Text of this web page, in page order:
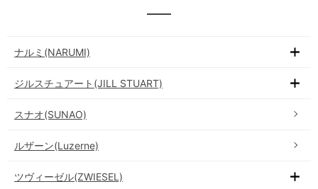
ナルミ(NARUMI)
ジルスチュアート(JILL STUART)
スナオ(SUNAO)
ルザーン(Luzerne)
ツヴィーゼル(ZWIESEL)